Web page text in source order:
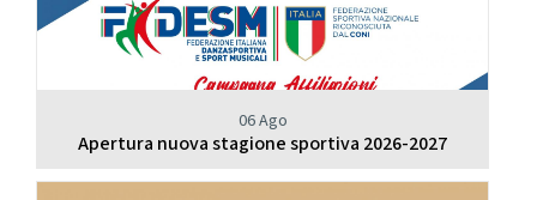
06 Ago
Apertura nuova stagione sportiva 2026-2027